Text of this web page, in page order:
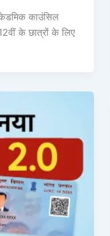
काउंसिल
के छात्रों के लिए